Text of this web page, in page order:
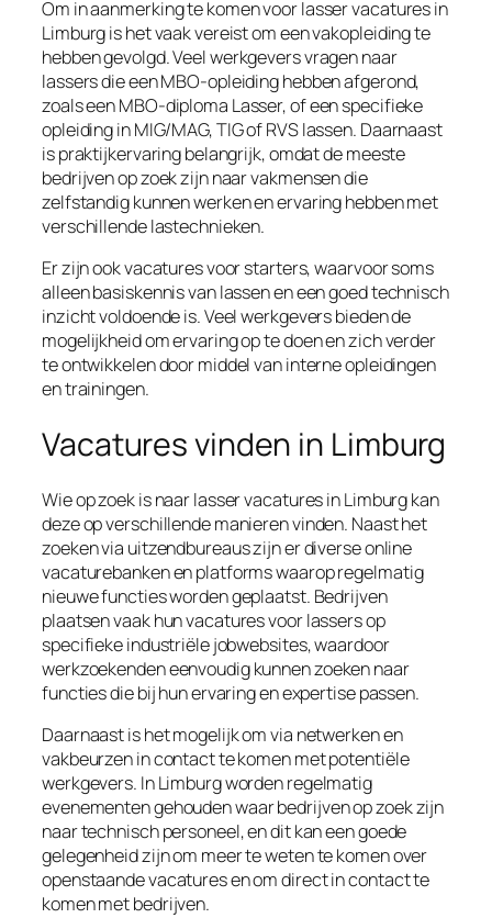
Om in aanmerking te komen voor lasser vacatures in
Limburg is het vaak vereist om een vakopleiding te
hebben gevolgd. Veel werkgevers vragen naar
lassers die een MBO-opleiding hebben afgerond,
zoals een MBO-diploma Lasser, of een specifieke
opleiding in MIG/MAG, TIG of RVS lassen. Daarnaast
is praktijkervaring belangrijk, omdat de meeste
bedrijven op zoek zijn naar vakmensen die
zelfstandig kunnen werken en ervaring hebben met
verschillende lastechnieken.
Er zijn ook vacatures voor starters, waarvoor soms
alleen basiskennis van lassen en een goed technisch
inzicht voldoende is. Veel werkgevers bieden de
mogelijkheid om ervaring op te doen en zich verder
te ontwikkelen door middel van interne opleidingen
en trainingen.
Vacatures vinden in Limburg
Wie op zoek is naar lasser vacatures in Limburg kan
deze op verschillende manieren vinden. Naast het
zoeken via uitzendbureaus zijn er diverse online
vacaturebanken en platforms waarop regelmatig
nieuwe functies worden geplaatst. Bedrijven
plaatsen vaak hun vacatures voor lassers op
specifieke industriële jobwebsites, waardoor
werkzoekenden eenvoudig kunnen zoeken naar
functies die bij hun ervaring en expertise passen.
Daarnaast is het mogelijk om via netwerken en
vakbeurzen in contact te komen met potentiële
werkgevers. In Limburg worden regelmatig
evenementen gehouden waar bedrijven op zoek zijn
naar technisch personeel, en dit kan een goede
gelegenheid zijn om meer te weten te komen over
openstaande vacatures en om direct in contact te
komen met bedrijven.